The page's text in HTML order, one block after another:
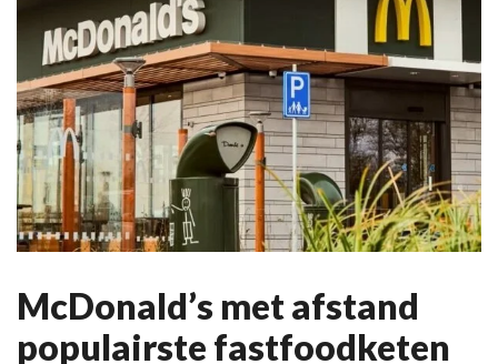
McDonald’s met afstand
populairste fastfoodketen